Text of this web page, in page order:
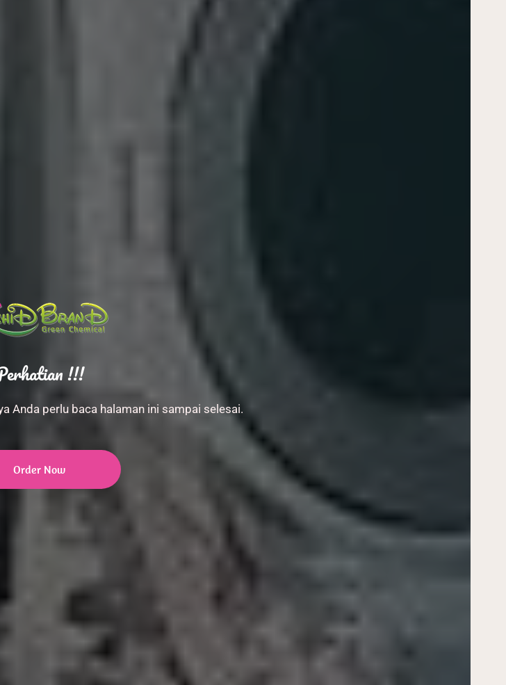
!!!
Anda perlu baca halaman ini sampai selesai.
Order Now